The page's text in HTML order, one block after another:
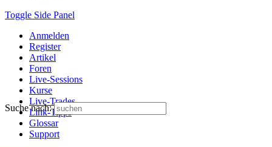
Toggle Side Panel
Anmelden
Register
Artikel
Foren
Live-Sessions
Kurse
Live-Trades
Link-Tipps
Glossar
Support
Suche nach: